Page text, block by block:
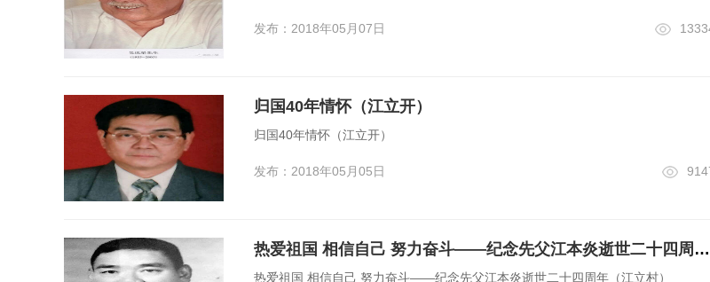
发布：2018年05月07日
归国40年情怀（江立开）
归国40年情怀（江立开）
发布：2018年05月05日
热爱祖国 相信自己 努力奋斗——纪念先父江本炎逝世二十四周年（江立村）
热爱祖国 相信自己 努力奋斗——纪念先父江本炎逝世二十四周年（江立村）